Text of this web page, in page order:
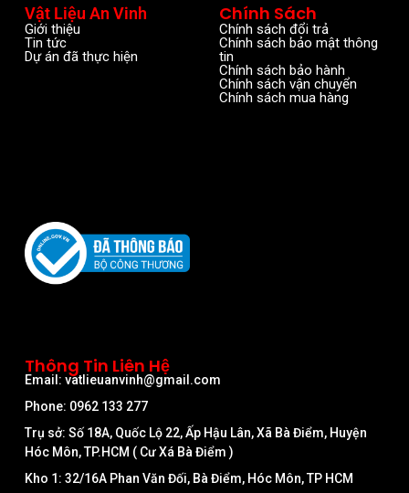
Vật Liệu An Vinh
Giới thiệu
Tin tức
Dự án đã thực hiện
Chính Sách
Chính sách đổi trả
Chính sách bảo mật thông
tin
Chính sách bảo hành
Chính sách vận chuyển
Chính sách mua hàng
Thông Tin Liên Hệ
Email: vatlieuanvinh@gmail.com
Phone: 0962 133 277
Trụ sở: Số 18A, Quốc Lộ 22, Ấp Hậu Lân, Xã Bà Điểm, Huyện
Hóc Môn, TP.HCM ( Cư Xá Bà Điểm )
Kho 1: 32/16A Phan Văn Đối, Bà Điểm, Hóc Môn, TP HCM